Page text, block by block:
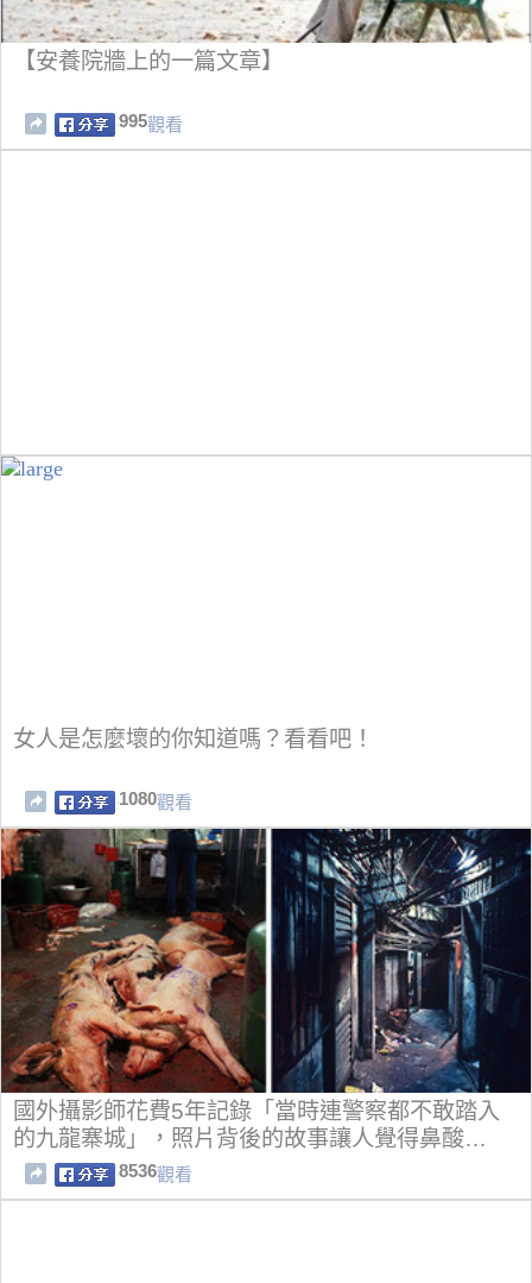
【安養院牆上的一篇文章】
995觀看
女人是怎麼壞的你知道嗎？看看吧！
1080觀看
國外攝影師花費5年記錄「當時連警察都不敢踏入
的九龍寨城」，照片背後的故事讓人覺得鼻酸…
8536觀看